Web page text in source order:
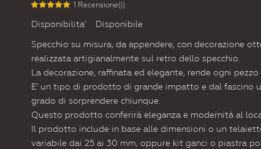
1 Recensione(i)
Disponibilita' Disponibile
Specchio su misura, da appendere, con decorazione
realizzata artigianalmente sul retro dello specchio.
La decorazione, raffinata ed elegante, rende ogni pezzo
E' un tipo di prodotto di grande impatto e dal fascino
grado di sorprendere chiunque.
Questo prodotto conferirà eleganza e modernità al
Il prodotto include in base alle dimensioni o un
variabile dai 25 ai 30 mm, oppure kit ganci o piastra